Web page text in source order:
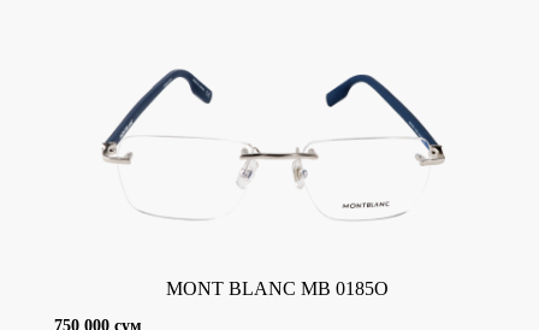
MONT BLANC MB 0185O
750 000 сум